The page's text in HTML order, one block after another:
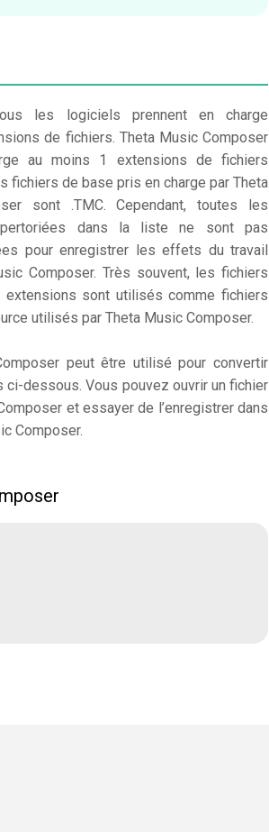
les logiciels prennent en charge
de fichiers. Theta Music Composer
au moins 1 extensions de fichiers
fichiers de base pris en charge par Theta
sont .TMC. Cependant, toutes les
dans la liste ne sont pas
pour enregistrer les effets du travail
Composer. Très souvent, les fichiers
sont utilisés comme fichiers
utilisés par Theta Music Composer.
peut être utilisé pour convertir
dessous. Vous pouvez ouvrir un fichier
et essayer de l’enregistrer dans
Composer.